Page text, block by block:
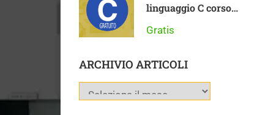
linguaggio C corso
gratuito
Gratis
ARCHIVIO ARTICOLI